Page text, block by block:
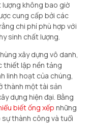
lượng không bao giờ
cung cấp bởi các
chi phí phù hợp với
sinh chất lượng.
xây dựng vô danh,
thiết lập nền tảng
linh hoạt của chúng,
thành một tài sản
dựng hiện đại. Bằng
biết ống xếp những
sự thành công và tuổi